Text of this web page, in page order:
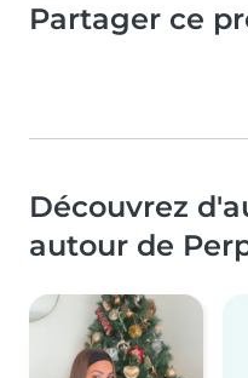
Partager ce
Découvrez
autour de